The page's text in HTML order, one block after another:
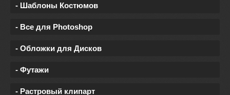
- Шаблоны Костюмов
- Все для Photoshop
- Обложки для Дисков
- Футажи
- Растровый клипарт